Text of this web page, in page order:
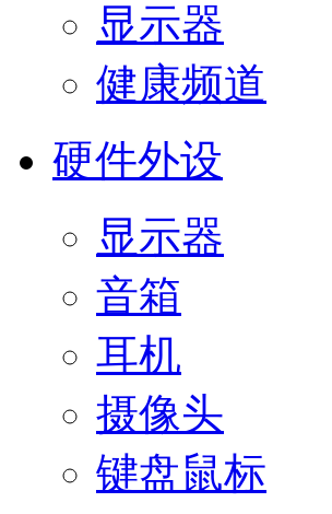
显示器
健康频道
硬件外设
显示器
音箱
耳机
摄像头
键盘鼠标